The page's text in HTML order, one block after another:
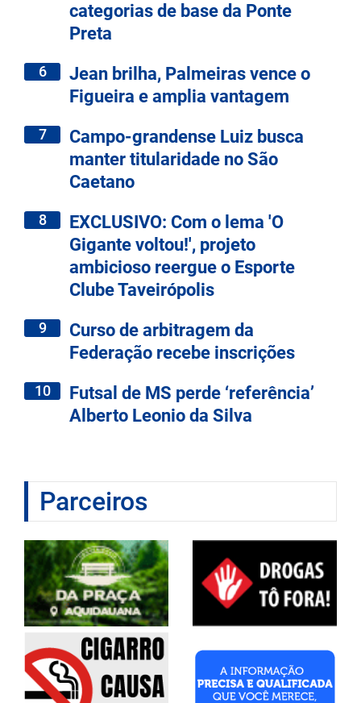
categorias de base da Ponte
Preta
6
Jean brilha, Palmeiras vence o
Figueira e amplia vantagem
7
Campo-grandense Luiz busca
manter titularidade no São
Caetano
8
EXCLUSIVO: Com o lema 'O
Gigante voltou!', projeto
ambicioso reergue o Esporte
Clube Taveirópolis
9
Curso de arbitragem da
Federação recebe inscrições
10
Futsal de MS perde ‘referência’
Alberto Leonio da Silva
Parceiros